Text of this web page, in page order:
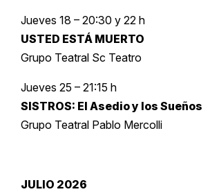
Jueves 18 – 20:30 y 22 h
USTED ESTÁ MUERTO
Grupo Teatral Sc Teatro
Jueves 25 – 21:15 h
SISTROS: El Asedio y los Sueños
Grupo Teatral Pablo Mercolli
JULIO 2026